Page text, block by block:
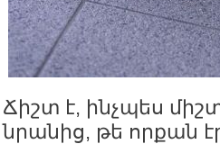
Ճիշտ է, ինչպես
նրանից, թե որքան